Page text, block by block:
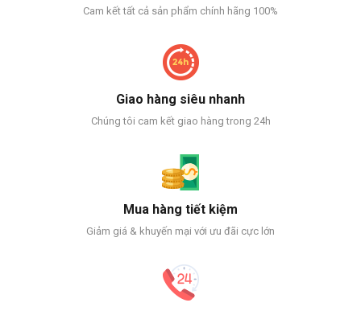
Cam kết tất cả sản phẩm chính hãng 100%
Giao hàng siêu nhanh
Chúng tôi cam kết giao hàng trong 24h
Mua hàng tiết kiệm
Giảm giá & khuyến mại với ưu đãi cực lớn